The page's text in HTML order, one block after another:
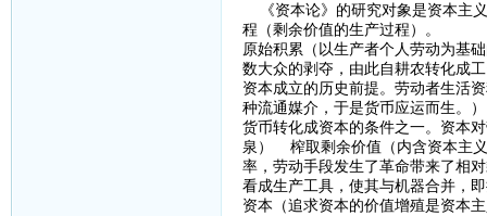
《资本论》的研究对象是资本主
程（剩余价值的生产过程）。
原始积累（以生产者个人劳动为基
数大众的剥夺，由此自耕农转化成
资本成立的历史前提。劳动者生活
种流通媒介，于是货币应运而生。
货币转化成资本的条件之一。资本
泉） 榨取剩余价值（内含资本主
率，劳动手段发生了革命带来了相
看成生产工具，使其与机器合并，
资本（追求资本的价值增殖是资本